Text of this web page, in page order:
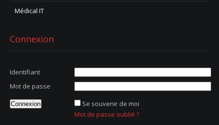
Médical IT
Connexion
Identifiant
Mot de passe
Se souvenir de moi
Mot de passe oublié ?